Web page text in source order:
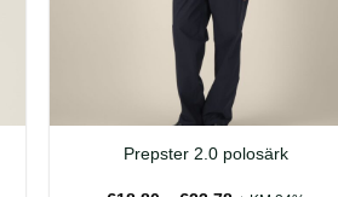
Prepster 2.0 polosärk